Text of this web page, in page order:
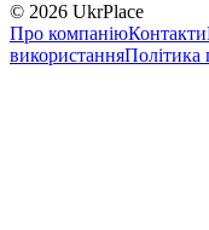
© 2026 UkrPlace
Про компаніюКонтакти
використанняПолітика